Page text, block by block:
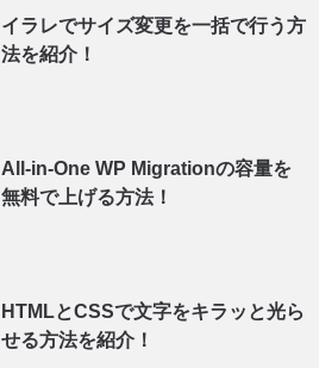
イラレでサイズ変更を一括で行う方
法を紹介！
All-in-One WP Migrationの容量を
無料で上げる方法！
HTMLとCSSで文字をキラッと光ら
せる方法を紹介！